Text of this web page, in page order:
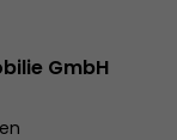
GmbH